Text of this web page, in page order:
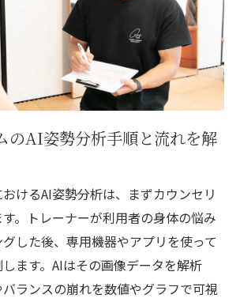
のAI姿勢分析手順と流れを解
けるAI姿勢分析は、まずカウンセリ
。トレーナーが利用者の身体の悩み
した後、専用機器やアプリを使って
ます。AIはその画像データを解析
ランスの崩れを数値やグラフで可視